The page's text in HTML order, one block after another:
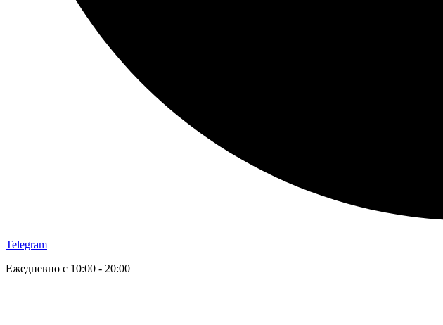
Telegram
Ежедневно с 10:00 - 20:00